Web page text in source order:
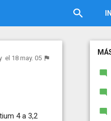
el 18 may. 05
4 a 3,2